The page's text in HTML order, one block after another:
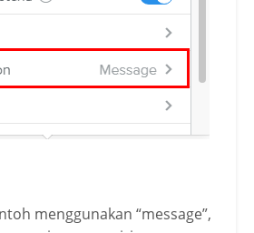
menggunakan “message”,